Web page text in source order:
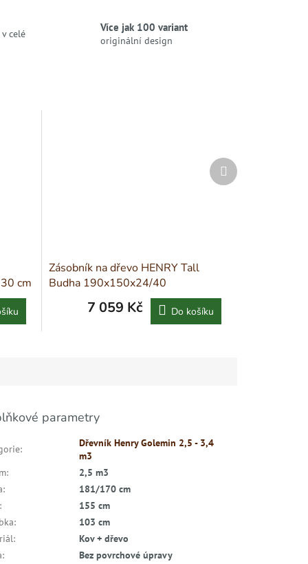
celé
Více jak 100 variant
originální design
cm
Zásobník na dřevo HENRY Tall
Budha 190x150x24/40
7 059 Kč Do košíku
Další
produkt
parametry
:
Dřevník Henry Golemin 2,5 - 3,4
m3
:
2,5 m3
:
181/170 cm
:
155 cm
:
103 cm
:
Kov + dřevo
:
Bez povrchové úpravy